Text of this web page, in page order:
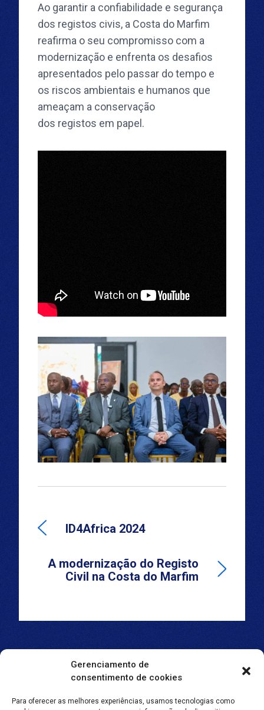
Gerenciamento de
consentimento de cookies
Para oferecer as melhores experiências, usamos tecnologias como
Ao garantir a confiabilidade e segurança
dos registos civis, a Costa do Marfim
reafirma o seu compromisso com a
modernização e enfrenta os desafios
apresentados pelo passar do tempo e
os riscos ambientais e humanos que
ameaçam a conservação
dos registos em papel.
ID4Africa 2024
A modernização do Registo
Civil na Costa do Marfim